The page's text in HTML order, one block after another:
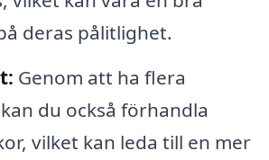
deras pålitlighet.
Genom att ha flera
du också förhandla
vilket kan leda till en mer